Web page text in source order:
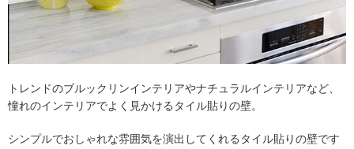
トレンドのブルックリンインテリアやナチュラルインテリアなど、
憧れのインテリアでよく見かけるタイル貼りの壁。
シンプルでおしゃれな雰囲気を演出してくれるタイル貼りの壁です